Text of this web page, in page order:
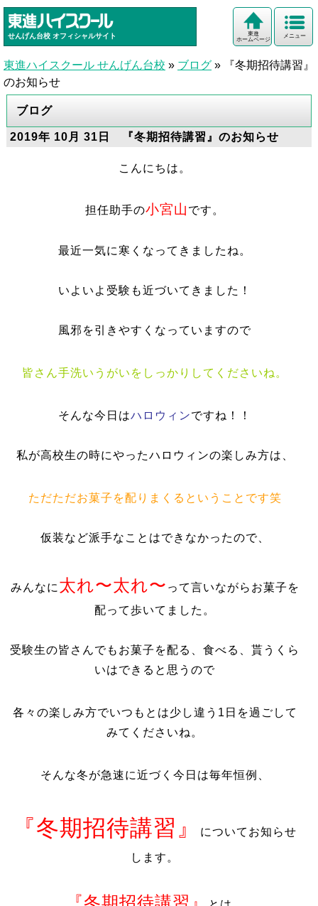
せんげん台校 オフィシャルサイト メニュー
東進
ホームページ
東進ハイスクール せんげん台校 » ブログ »
『冬期招待講習』
のお知らせ
ブログ
2019年 10月 31日 『冬期招待講習』のお知らせ
こんにちは。
担任助手の小宮山 です。
最近一気に寒くなってきましたね。
いよいよ受験も近づいてきました！
風邪を引きやすくなっていますので
皆さん手洗いうがいをしっかりしてくださいね。
そんな今日はハロウィンですね！！
私が高校生の時にやったハロウィンの楽しみ方は、
ただただお菓子を配りまくるということです笑
仮装など派手なことはできなかったので、
みんなに 太れ〜太れ〜 って言いながらお菓子を
配って歩いてました。
受験生の皆さんでもお菓子を配る、食べる、貰うくら
いはできると思うので
各々の楽しみ方でいつもとは少し違う1日を過ごして
みてくださいね。
そんな冬が急速に近づく今日は毎年恒例、
『冬期招待講習』 についてお知らせ
します。
『冬期招待講習』